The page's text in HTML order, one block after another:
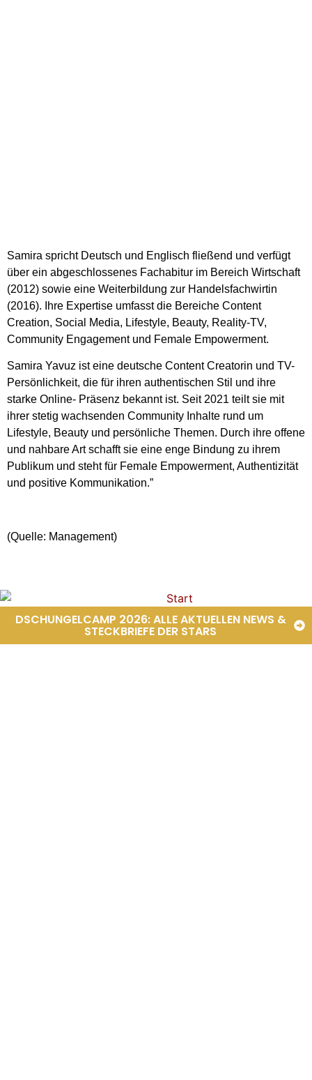
Samira spricht Deutsch und Englisch fließend und verfügt
über ein abgeschlossenes Fachabitur im Bereich Wirtschaft
(2012) sowie eine Weiterbildung zur Handelsfachwirtin
(2016). Ihre Expertise umfasst die Bereiche Content
Creation, Social Media, Lifestyle, Beauty, Reality-TV,
Community Engagement und Female Empowerment.
Samira Yavuz ist eine deutsche Content Creatorin und TV-
Persönlichkeit, die für ihren authentischen Stil und ihre
starke Online- Präsenz bekannt ist. Seit 2021 teilt sie mit
ihrer stetig wachsenden Community Inhalte rund um
Lifestyle, Beauty und persönliche Themen. Durch ihre offene
und nahbare Art schafft sie eine enge Bindung zu ihrem
Publikum und steht für Female Empowerment, Authentizität
und positive Kommunikation.”
(Quelle: Management)
DSCHUNGELCAMP 2026: ALLE AKTUELLEN NEWS &
STECKBRIEFE DER STARS